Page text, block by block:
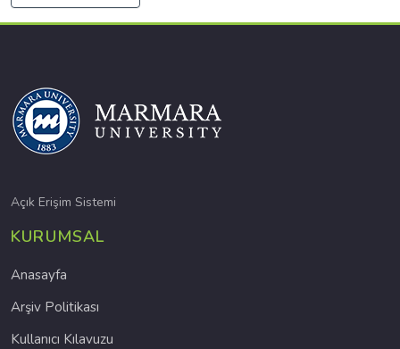
Açık Erişim Sistemi
KURUMSAL
Anasayfa
Arşiv Politikası
Kullanıcı Kılavuzu